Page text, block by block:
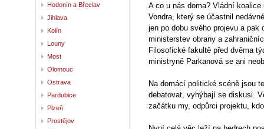
A co u nás doma? Vládní
Vondra, který se účastnil
jen po dobu svého projevu a pak
ministerstev obrany a
Filosofické fakultě před dvěma
ministryně Parkanová se ani
Na domácí politické scéně jsou
debatovat, vyhýbají se diskusi.
začátku my, odpůrci projektu,
Hodonín a Břeclav
Jihlava
Kolín
Louny
Most
Olomouc
Ostrava
Pardubice
Plzeň
Prostějov